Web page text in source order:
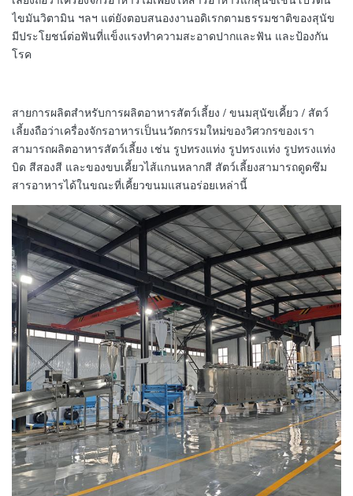
ไขมันวิตามิน ฯลฯ แต่ยังตอบสนองงานอดิเรกตามธรรมชาติของสุนัข
มีประโยชน์ต่อฟันที่แข็งแรงทำความสะอาดปากและฟัน และป้องกัน
โรค
สายการผลิตสำหรับการผลิตอาหารสัตว์เลี้ยง / ขนมสุนัขเคี้ยว / สัตว์
เลี้ยงถือว่าเครื่องจักรอาหารเป็นนวัตกรรมใหม่ของวิศวกรของเรา
สามารถผลิตอาหารสัตว์เลี้ยง เช่น รูปทรงแท่ง รูปทรงแท่ง รูปทรงแท่ง
บิด สีสองสี และของขบเคี้ยวไส้แกนหลากสี สัตว์เลี้ยงสามารถดูดซึม
สารอาหารได้ในขณะที่เคี้ยวขนมแสนอร่อยเหล่านี้